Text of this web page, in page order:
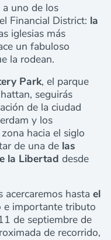
a uno de los
Financial District: la
iglesias más
un fabuloso
la rodean.
Park, el parque
seguirás
de la ciudad
y los
hacia el siglo
de una de las
la Libertad desde
hasta el
e importante tributo
de septiembre de
de recorrido,